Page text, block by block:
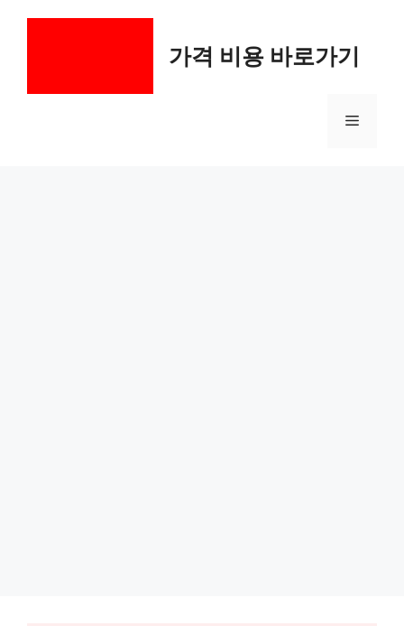
가격 비용 바로가기
메